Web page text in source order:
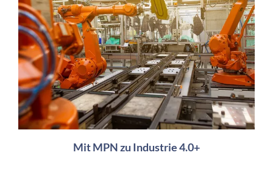
Mit MPN zu Industrie 4.0+